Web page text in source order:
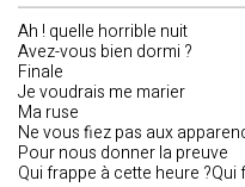
Ah ! quelle horrible nuit
Avez-vous bien dormi ?
Finale
Je voudrais me marier
Ma ruse
Ne vous fiez pas aux
Pour nous donner la preuve
Qui frappe à cette heure